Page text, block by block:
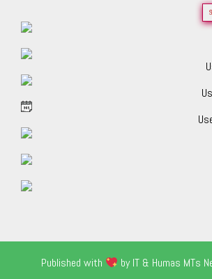
9
Published with by IT & Humas MTs